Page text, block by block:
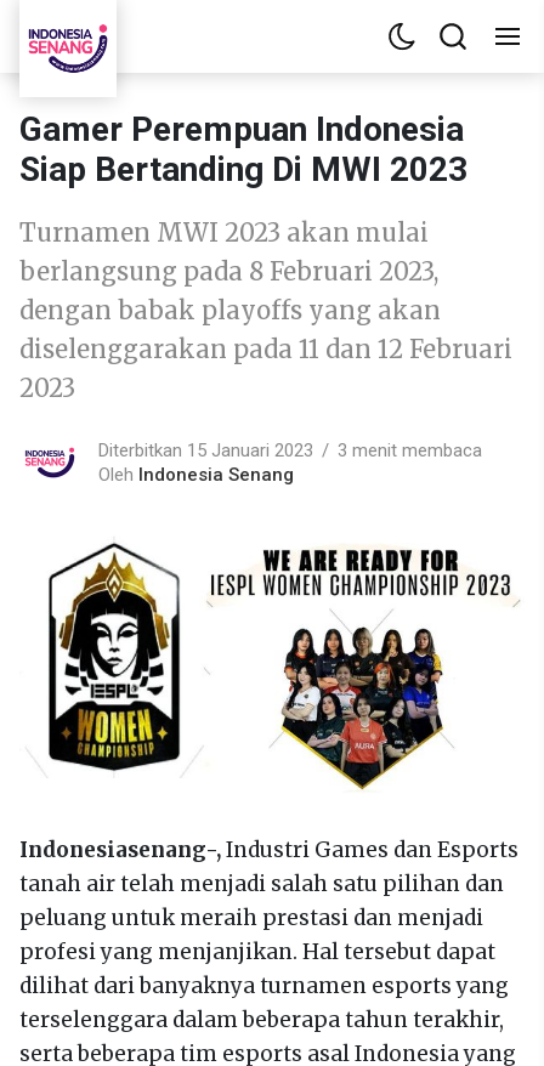
Gamer Perempuan Indonesia
Siap Bertanding Di MWI 2023
Turnamen MWI 2023 akan mulai
berlangsung pada 8 Februari 2023,
dengan babak playoffs yang akan
diselenggarakan pada 11 dan 12 Februari
2023
Diterbitkan 15 Januari 2023
3 menit membaca
Oleh Indonesia Senang
Indonesiasenang-,Industri Games dan Esports
tanah air telah menjadi salah satu pilihan dan
peluang untuk meraih prestasi dan menjadi
profesi yang menjanjikan. Hal tersebut dapat
dilihat dari banyaknya turnamen esports yang
terselenggara dalam beberapa tahun terakhir,
serta beberapa tim esports asal Indonesia yang